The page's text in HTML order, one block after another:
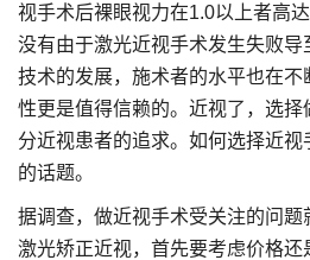
视手术后裸眼视力在1.0以上者高
没有由于激光近视手术发生失败
技术的发展，施术者的水平也在
性更是值得信赖的。近视了，选
分近视患者的追求。如何选择近
的话题。
据调查，做近视手术受关注的问
激光矫正近视，首先要考虑价格